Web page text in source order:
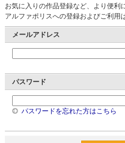
お気に入りの作品登録など、より便利
アルファポリスへの登録およびご利用
メールアドレス
パスワード
パスワードを忘れた方はこちら